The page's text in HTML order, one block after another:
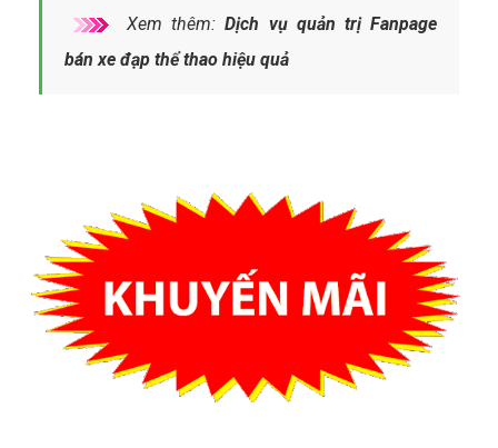
Xem thêm:Dịch vụ quản trị Fanpage
bán xe đạp thể thao hiệu quả